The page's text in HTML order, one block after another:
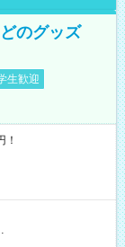
のグッズ
生歓迎